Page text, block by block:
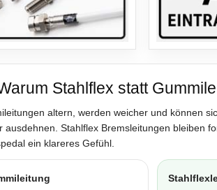
Stahlflex statt
altern, werden weicher und können
ausdehnen. Stahlflex Bremsleitungen bleiben
ein klareres Gefühl.